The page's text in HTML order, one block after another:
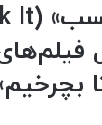
It